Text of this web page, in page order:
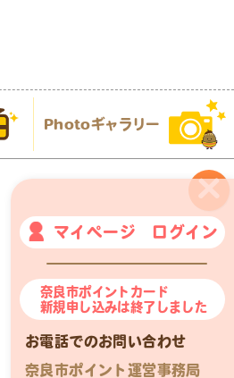
×
マイページ ログイン
奈良市ポイントカード
新規申し込みは終了しました
お電話でのお問い合わせ
奈良市ポイント運営事務局
Photoギャラリー